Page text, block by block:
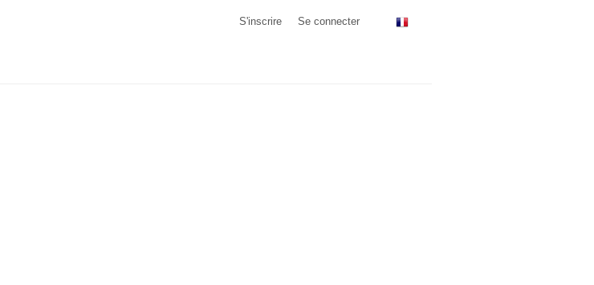
S'inscrire Se connecter